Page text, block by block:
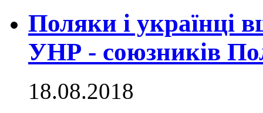
Поляки і українці
УНР - союзників
18.08.2018